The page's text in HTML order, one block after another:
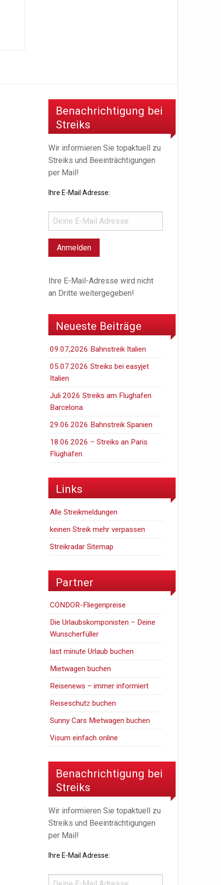
Benachrichtigung bei
Streiks
Wir informieren Sie topaktuell zu
Streiks und Beeinträchtigungen
per Mail!
Ihre E-Mail Adresse:
Ihre E-Mail-Adresse wird nicht
an Dritte weitergegeben!
Neueste Beiträge
09.07,2026 Bahnstreik Italien
05.07.2026 Streiks bei easyjet
Italien
Juli 2026 Streiks am Flughafen
Barcelona
29.06.2026 Bahnstreik Spanien
18.06.2026 – Streiks an Paris
Flüghäfen
Links
Alle Streikmeldungen
keinen Streik mehr verpassen
Streikradar Sitemap
Partner
CONDOR-Fliegenpreise
Die Urlaubskomponisten – Deine
Wunscherfüller
last minute Urlaub buchen
Mietwagen buchen
Reisenews – immer informiert
Reiseschutz buchen
Sunny Cars Mietwagen buchen
Visum einfach online
Benachrichtigung bei
Streiks
Wir informieren Sie topaktuell zu
Streiks und Beeinträchtigungen
per Mail!
Ihre E-Mail Adresse: